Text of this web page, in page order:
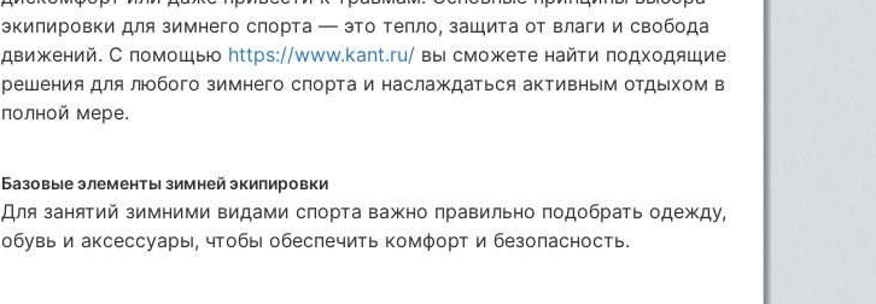
экипировки для зимнего спорта — это тепло, защита от влаги и свобода
движений. С помощью https://www.kant.ru/ вы сможете найти подходящие
решения для любого зимнего спорта и наслаждаться активным отдыхом в
полной мере.
Базовые элементы зимней экипировки
Для занятий зимними видами спорта важно правильно подобрать одежду,
обувь и аксессуары, чтобы обеспечить комфорт и безопасность.